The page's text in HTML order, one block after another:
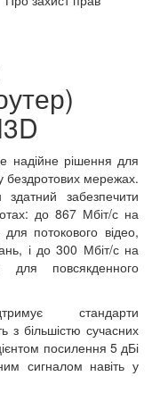
надійне рішення для
у бездротових мережах.
здатний забезпечити
до 867 Мбіт/с на
потокового відео,
і до 300 Мбіт/с на
повсякденного
стандарти
з більшістю сучасних
посилення 5 дБі
сигналом навіть у